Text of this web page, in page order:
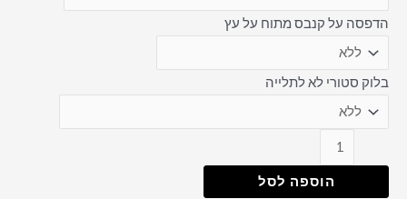
הדפסה על קנבס מתוח על עץ
בלוק סטורי לא לתלייה
הוספה לסל